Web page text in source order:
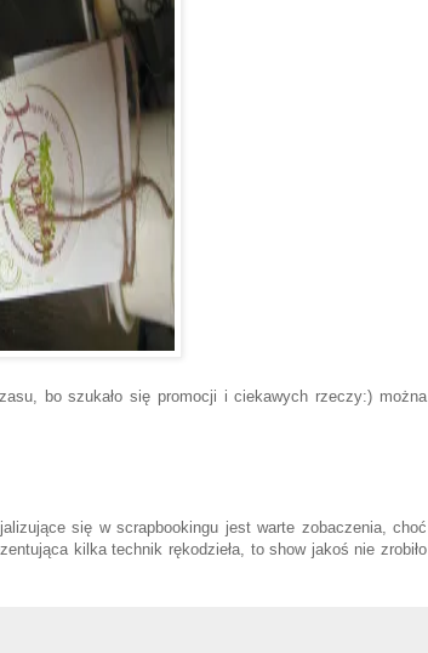
bo szukało się promocji i ciekawych rzeczy:) można
się w scrapbookingu jest warte zobaczenia, choć
kilka technik rękodzieła, to show jakoś nie zrobiło